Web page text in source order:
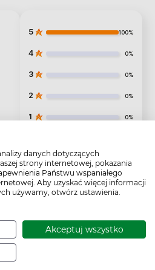
danych dotyczących
strony internetowej, pokazania
Państwu wspaniałego
Aby uzyskać więcej informacji
używamy, otwórz ustawienia.
Akceptuj wszystko
5 100%
4 0%
3 0%
2 0%
1 0%
klientów
i odpowiedzi (0)